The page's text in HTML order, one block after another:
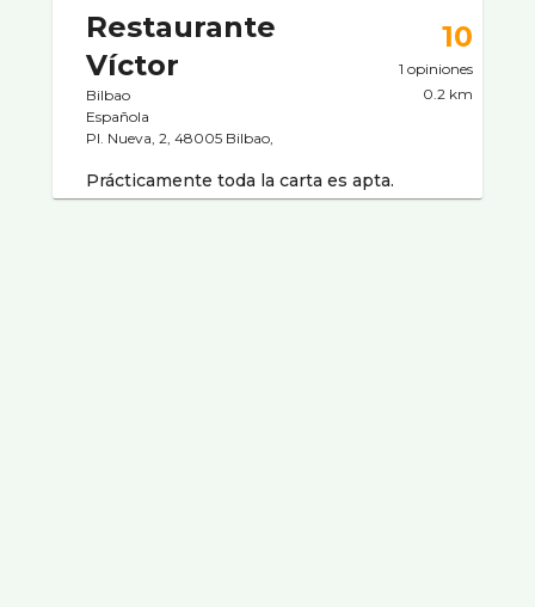
Restaurante
Víctor
Bilbao
Española
Pl. Nueva, 2, 48005 Bilbao,
10
1 opiniones
0.2 km
Prácticamente toda la carta es apta.